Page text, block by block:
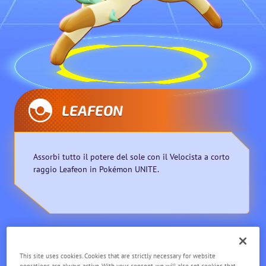
LEAFEON
Assorbi tutto il potere del sole con il Velocista a corto
raggio Leafeon in Pokémon UNITE.
This site uses cookies. Cookies that are strictly necessary for website